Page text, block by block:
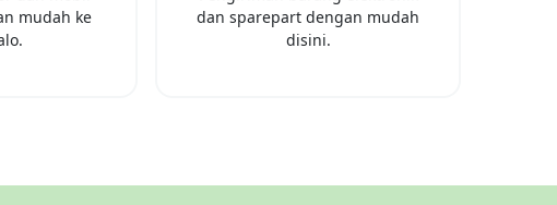
mudah ke
.
dan sparepart dengan mudah
disini.